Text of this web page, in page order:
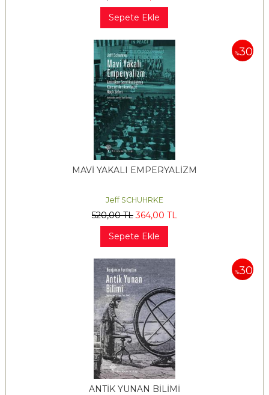
Sepete Ekle
%30
MAVİ YAKALI EMPERYALİZM
Jeff SCHUHRKE
520,00TL 364,00 TL
Sepete Ekle
%30
ANTİK YUNAN BİLİMİ